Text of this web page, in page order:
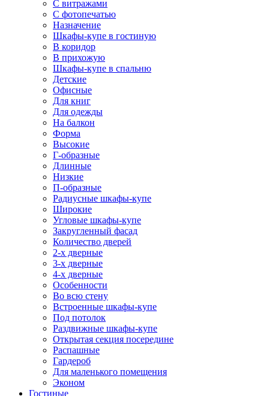
С витражами
С фотопечатью
Назначение
Шкафы-купе в гостиную
В коридор
В прихожую
Шкафы-купе в спальню
Детские
Офисные
Для книг
Для одежды
На балкон
Форма
Высокие
Г-образные
Длинные
Низкие
П-образные
Радиусные шкафы-купе
Широкие
Угловые шкафы-купе
Закругленный фасад
Количество дверей
2-х дверные
3-х дверные
4-х дверные
Особенности
Во всю стену
Встроенные шкафы-купе
Под потолок
Раздвижные шкафы-купе
Открытая секция посередине
Распашные
Гардероб
Для маленького помещения
Эконом
Гостиные